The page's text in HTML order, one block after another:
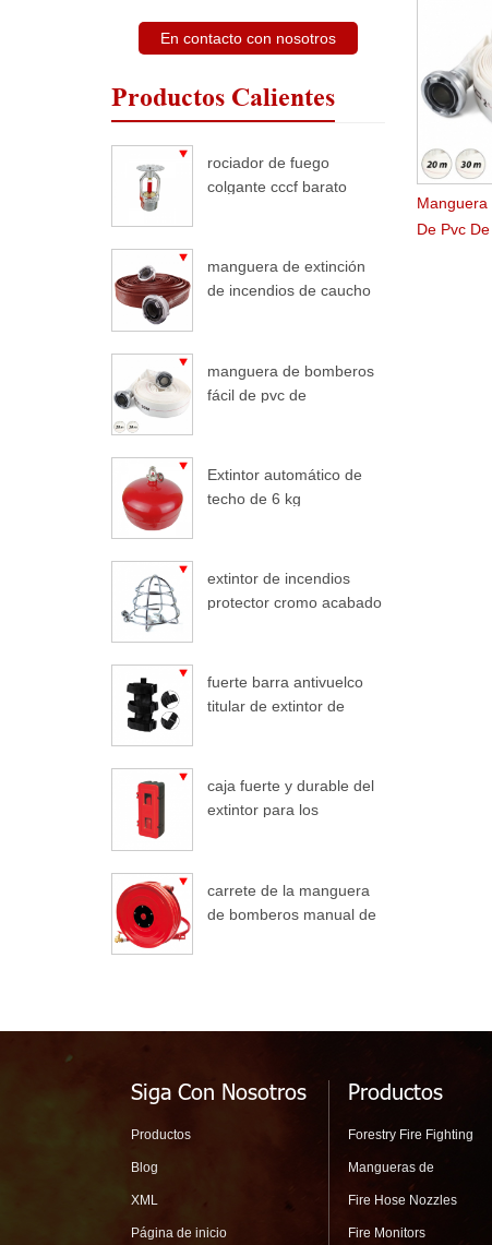
En contacto con nosotros
Productos Calientes
rociador de fuego
colgante cccf barato
manguera de extinción
de incendios de caucho
manguera de bomberos
fácil de pvc de
Extintor automático de
techo de 6 kg
extintor de incendios
protector cromo acabado
fuerte barra antivuelco
titular de extintor de
caja fuerte y durable del
extintor para los
carrete de la manguera
de bomberos manual de
Manguera
De Pvc
Siga Con Nosotros
Productos
Blog
XML
Página de inicio
Productos
Forestry Fire Fighting
Mangueras de
Fire Hose Nozzles
Fire Monitors